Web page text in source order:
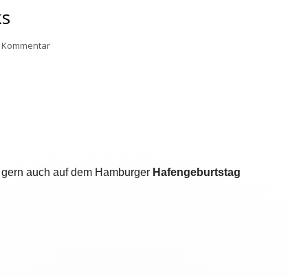
zu Hier finden Sie einige Links
auch auf dem Hamburger Hafengeburtstag